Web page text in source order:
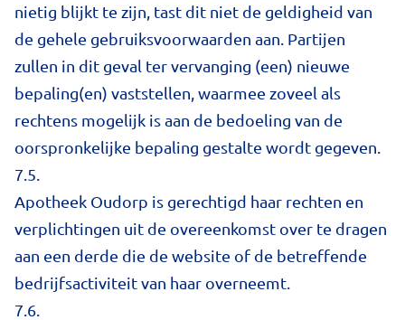
nietig blijkt te zijn, tast dit niet de geldigheid van
de gehele gebruiksvoorwaarden aan. Partijen
zullen in dit geval ter vervanging (een) nieuwe
bepaling(en) vaststellen, waarmee zoveel als
rechtens mogelijk is aan de bedoeling van de
oorspronkelijke bepaling gestalte wordt gegeven.
7.5.
Apotheek Oudorp is gerechtigd haar rechten en
verplichtingen uit de overeenkomst over te dragen
aan een derde die de website of de betreffende
bedrijfsactiviteit van haar overneemt.
7.6.